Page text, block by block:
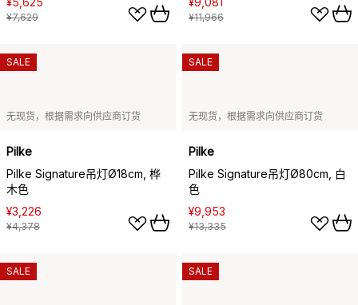
¥7,629 ¥11,966
无现货，根据需求向供应商订货
Pilke
Pilke Signature吊灯Ø18cm, 桦
木色
¥3,226
¥4,378
SALE
无现货，根据需求向供应商订货
Pilke
Pilke Signature吊灯Ø80cm, 白
色
¥9,953
¥13,335
SALE
SALE SALE